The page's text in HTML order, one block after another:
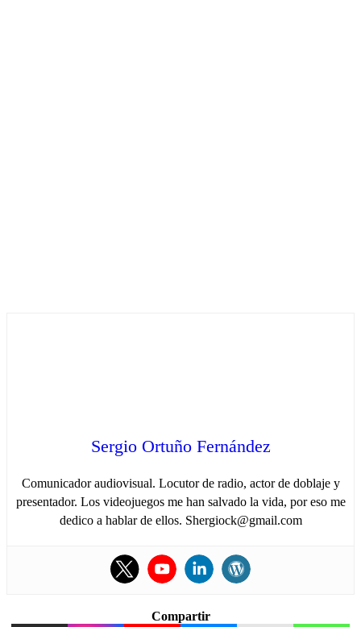
Sergio Ortuño Fernández
Comunicador audiovisual. Locutor de radio, actor de doblaje y
presentador. Los videojuegos me han salvado la vida, por eso me
dedico a hablar de ellos. Shergiock@gmail.com
Compartir